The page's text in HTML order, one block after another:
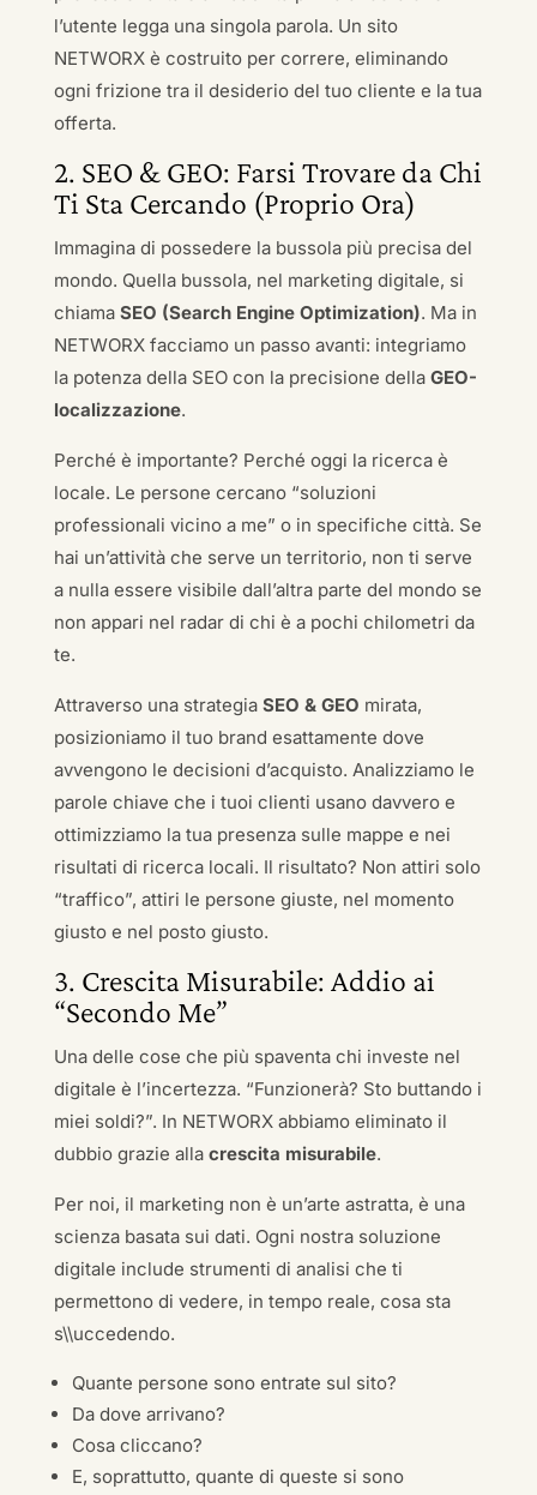
l’utente legga una singola parola. Un sito
NETWORX è costruito per correre, eliminando
ogni frizione tra il desiderio del tuo cliente e la tua
offerta.
2. SEO & GEO: Farsi Trovare da Chi
Ti Sta Cercando (Proprio Ora)
Immagina di possedere la bussola più precisa del
mondo. Quella bussola, nel marketing digitale, si
chiama SEO (Search Engine Optimization). Ma in
NETWORX facciamo un passo avanti: integriamo
la potenza della SEO con la precisione della GEO-
localizzazione.
Perché è importante? Perché oggi la ricerca è
locale. Le persone cercano “soluzioni
professionali vicino a me” o in specifiche città. Se
hai un’attività che serve un territorio, non ti serve
a nulla essere visibile dall’altra parte del mondo se
non appari nel radar di chi è a pochi chilometri da
te.
Attraverso una strategia SEO & GEO mirata,
posizioniamo il tuo brand esattamente dove
avvengono le decisioni d’acquisto. Analizziamo le
parole chiave che i tuoi clienti usano davvero e
ottimizziamo la tua presenza sulle mappe e nei
risultati di ricerca locali. Il risultato? Non attiri solo
“traffico”, attiri le persone giuste, nel momento
giusto e nel posto giusto.
3. Crescita Misurabile: Addio ai
“Secondo Me”
Una delle cose che più spaventa chi investe nel
digitale è l’incertezza. “Funzionerà? Sto buttando i
miei soldi?”. In NETWORX abbiamo eliminato il
dubbio grazie alla crescita misurabile.
Per noi, il marketing non è un’arte astratta, è una
scienza basata sui dati. Ogni nostra soluzione
digitale include strumenti di analisi che ti
permettono di vedere, in tempo reale, cosa sta
s\\uccedendo.
Quante persone sono entrate sul sito?
Da dove arrivano?
Cosa cliccano?
E, soprattutto, quante di queste si sono